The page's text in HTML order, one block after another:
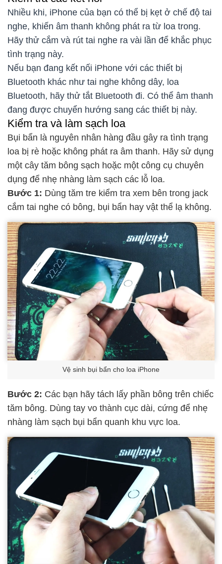
Nhiều khi, iPhone của bạn có thể bị kẹt ở chế độ tai
nghe, khiến âm thanh không phát ra từ loa trong.
Hãy thử cắm và rút tai nghe ra vài lần để khắc phục
tình trạng này.
Nếu bạn đang kết nối iPhone với các thiết bị
Bluetooth khác như tai nghe không dây, loa
Bluetooth, hãy thử tắt Bluetooth đi. Có thể âm thanh
đang được chuyển hướng sang các thiết bị này.
Kiểm tra và làm sạch loa
Bụi bẩn là nguyên nhân hàng đầu gây ra tình trạng
loa bị rè hoặc không phát ra âm thanh. Hãy sử dụng
một cây tăm bông sạch hoặc một công cụ chuyên
dụng để nhẹ nhàng làm sạch các lỗ loa.
Bước 1: Dùng tăm tre kiểm tra xem bên trong jack
cắm tai nghe có bông, bụi bẩn hay vật thể lạ không.
Vệ sinh bụi bẩn cho loa iPhone
Bước 2: Các bạn hãy tách lấy phần bông trên chiếc
tăm bông. Dùng tay vo thành cục dài, cứng để nhẹ
nhàng làm sạch bụi bẩn quanh khu vực loa.